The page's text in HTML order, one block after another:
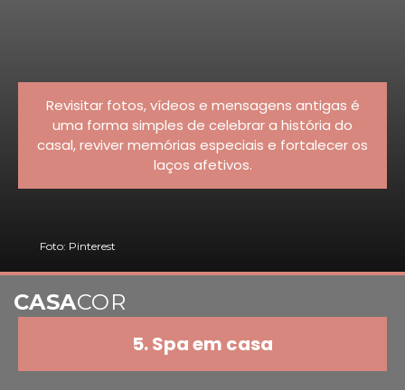
Revisitar fotos, vídeos e mensagens antigas é
uma forma simples de celebrar a história do
casal, reviver memórias especiais e fortalecer os
laços afetivos.
Foto: Pinterest
5. Spa em casa
CASACOR